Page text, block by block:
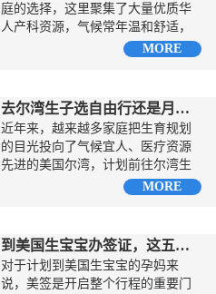
庭的选择，这里聚集了大量优质华
人产科资源，气候常年温和舒适，
孩子出生后还能收获...
MORE
去尔湾生子选自由行还是月子中心
近年来，越来越多家庭把生育规划
的目光投向了气候宜人、医疗资源
先进的美国尔湾，计划前往尔湾生
子，因为这里连续多年蝉联...MORE
到美国生宝宝办签证，这五大禁忌千万注意
对于计划到美国生宝宝的孕妈来
说，美签是开启整个行程的重要门